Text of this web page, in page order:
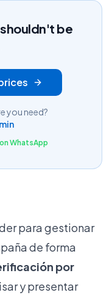
shouldn't be
you need?
WhatsApp
para gestionar
de forma
por
y presentar